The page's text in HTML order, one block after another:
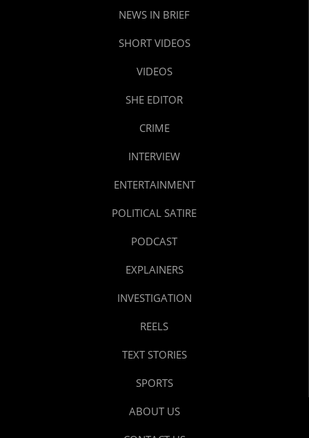
NEWS IN BRIEF
SHORT VIDEOS
VIDEOS
SHE EDITOR
CRIME
INTERVIEW
ENTERTAINMENT
POLITICAL SATIRE
PODCAST
EXPLAINERS
INVESTIGATION
REELS
TEXT STORIES
SPORTS
ABOUT US